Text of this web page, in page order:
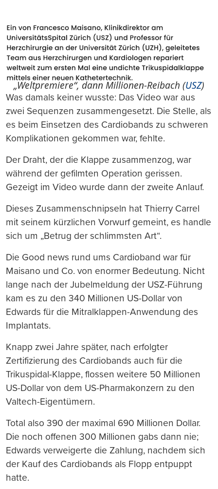
„Weltpremiere“, dann Millionen-Reibach (USZ)
Was damals keiner wusste: Das Video war aus
zwei Sequenzen zusammengesetzt. Die Stelle, als
es beim Einsetzen des Cardiobands zu schweren
Komplikationen gekommen war, fehlte.
Der Draht, der die Klappe zusammenzog, war
während der gefilmten Operation gerissen.
Gezeigt im Video wurde dann der zweite Anlauf.
Dieses Zusammenschnipseln hat Thierry Carrel
mit seinem kürzlichen Vorwurf gemeint, es handle
sich um „Betrug der schlimmsten Art“.
Die Good news rund ums Cardioband war für
Maisano und Co. von enormer Bedeutung. Nicht
lange nach der Jubelmeldung der USZ-Führung
kam es zu den 340 Millionen US-Dollar von
Edwards für die Mitralklappen-Anwendung des
Implantats.
Knapp zwei Jahre später, nach erfolgter
Zertifizierung des Cardiobands auch für die
Trikuspidal-Klappe, flossen weitere 50 Millionen
US-Dollar von dem US-Pharmakonzern zu den
Valtech-Eigentümern.
Total also 390 der maximal 690 Millionen Dollar.
Die noch offenen 300 Millionen gabs dann nie;
Edwards verweigerte die Zahlung, nachdem sich
der Kauf des Cardiobands als Flopp entpuppt
hatte.